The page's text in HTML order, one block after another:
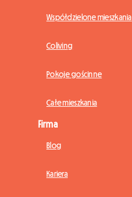
Współdzielone mieszkania
Coliving
Pokoje gościnne
Całe mieszkania
Firma
Blog
Kariera